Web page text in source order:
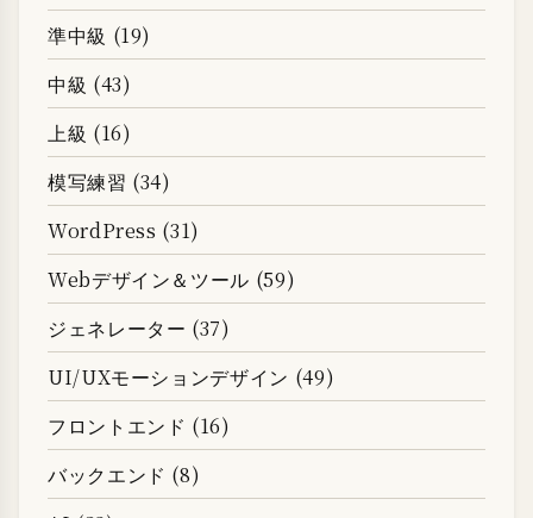
準中級 (19)
中級 (43)
上級 (16)
模写練習 (34)
WordPress (31)
Webデザイン＆ツール (59)
ジェネレーター (37)
UI/UXモーションデザイン (49)
フロントエンド (16)
バックエンド (8)